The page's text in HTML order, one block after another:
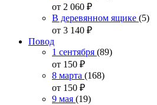
от 2 060 ₽
В деревянном ящике (5)
от 3 140 ₽
Повод
1 сентября (89)
от 150 ₽
8 марта (168)
от 150 ₽
9 мая (19)